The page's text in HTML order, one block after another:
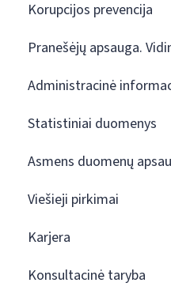
Korupcijos prevencija
Pranešėjų apsauga.
Administracinė
Statistiniai duomenys
Asmens duomenų
Viešieji pirkimai
Karjera
Konsultacinė taryba